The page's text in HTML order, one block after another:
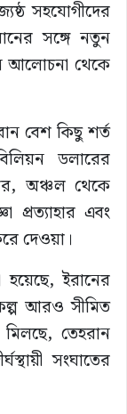
সহযোগীদের
সঙ্গে নতুন
আলোচনা থেকে
বেশ কিছু শর্ত
ডলারের
অঞ্চল থেকে
প্রত্যাহার এবং
দেওয়া।
হয়েছে, ইরানের
আরও সীমিত
তেহরান
সংঘাতের